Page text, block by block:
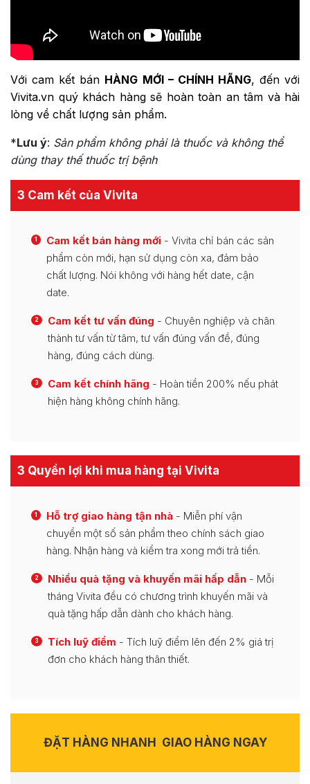
Với cam kết bán HÀNG MỚI – CHÍNH HÃNG, đến với
Vivita.vn quý khách hàng sẽ hoàn toàn an tâm và hài
lòng về chất lượng sản phẩm.
*Lưu ý: Sản phẩm không phải là thuốc và không thể
dùng thay thế thuốc trị bệnh
3 Cam kết của Vivita
1 Cam kết bán hàng mới - Vivita chỉ bán các sản
phẩm còn mới, hạn sử dụng còn xa, đảm bảo
chất lượng. Nói không với hàng hết date, cận
date.
2 Cam kết tư vấn đúng - Chuyên nghiệp và chân
thành tư vấn từ tâm, tư vấn đúng vấn đề, đúng
hàng, đúng cách dùng.
3 Cam kết chính hãng - Hoàn tiền 200% nếu phát
hiện hàng không chính hãng.
3 Quyền lợi khi mua hàng tại Vivita
1 Hỗ trợ giao hàng tận nhà - Miễn phí vận
chuyển một số sản phẩm theo chính sách giao
hàng. Nhận hàng và kiểm tra xong mới trả tiền.
2 Nhiều quà tặng và khuyến mãi hấp dẫn - Mỗi
tháng Vivita đều có chương trình khuyến mãi và
quà tặng hấp dẫn dành cho khách hàng.
3 Tích luỹ điểm - Tích luỹ điểm lên đến 2% giá trị
đơn cho khách hàng thân thiết.
ĐẶT HÀNG NHANH GIAO HÀNG NGAY